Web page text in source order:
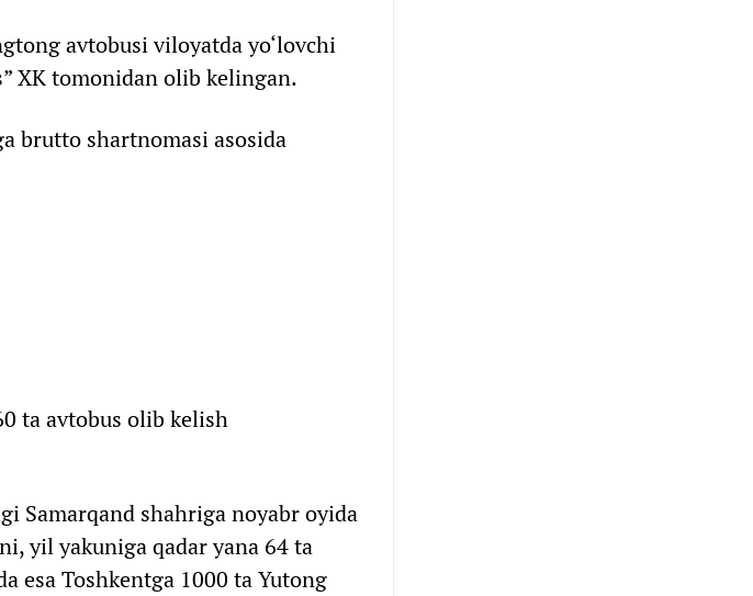
avtobusi viloyatda yo‘lovchi
XK tomonidan olib kelingan.
brutto shartnomasi asosida
ta avtobus olib kelish
Samarqand shahriga noyabr oyida
yil yakuniga qadar yana 64 ta
esa Toshkentga 1000 ta Yutong